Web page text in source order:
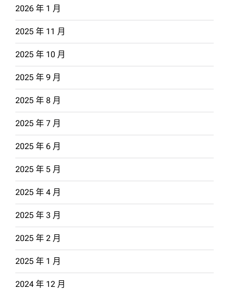
2026 年 1 月
2025 年 11 月
2025 年 10 月
2025 年 9 月
2025 年 8 月
2025 年 7 月
2025 年 6 月
2025 年 5 月
2025 年 4 月
2025 年 3 月
2025 年 2 月
2025 年 1 月
2024 年 12 月